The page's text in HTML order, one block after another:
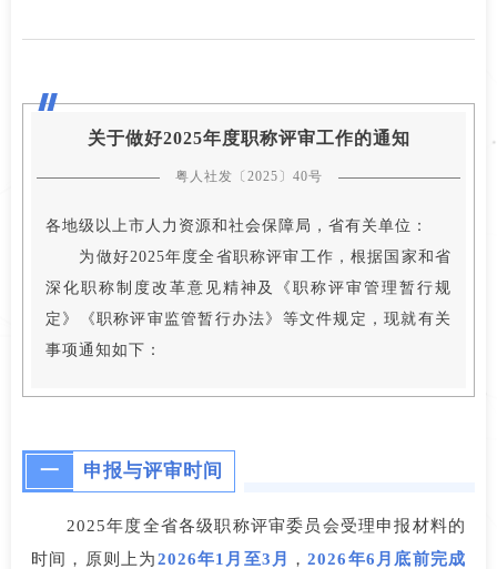
关于做好2025年度职称评审工作的通知
粤人社发〔2025〕40号
各地级以上市人力资源和社会保障局，省有关单位：
为做好2025年度全省职称评审工作，根据国家和省
深化职称制度改革意见精神及《职称评审管理暂行规
定》《职称评审监管暂行办法》等文件规定，现就有关
事项通知如下：
一 申报与评审时间
2025年度全省各级职称评审委员会受理申报材料的
时间，原则上为2026年1月至3月 ，2026年6月底前完成